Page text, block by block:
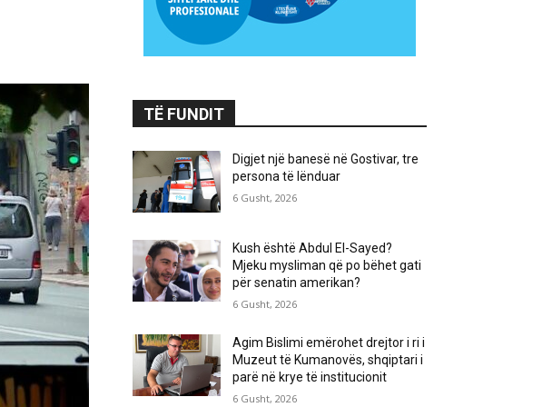
TË FUNDIT
Digjet një banesë në Gostivar, tre
persona të lënduar
6 Gusht, 2026
Kush është Abdul El-Sayed?
Mjeku mysliman që po bëhet gati
për senatin amerikan?
6 Gusht, 2026
Agim Bislimi emërohet drejtor i ri i
Muzeut të Kumanovës, shqiptari i
parë në krye të institucionit
6 Gusht, 2026